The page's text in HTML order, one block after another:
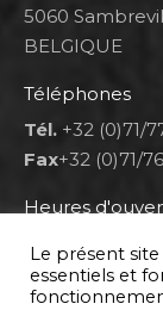
5060
BELGIQUE
Téléphones
Tél. +32 (0)71/
Fax+32 (0)71/
Heures
Lun 8h00-
Mar au ven
Sam 9h00-
Le présent
essentiels et